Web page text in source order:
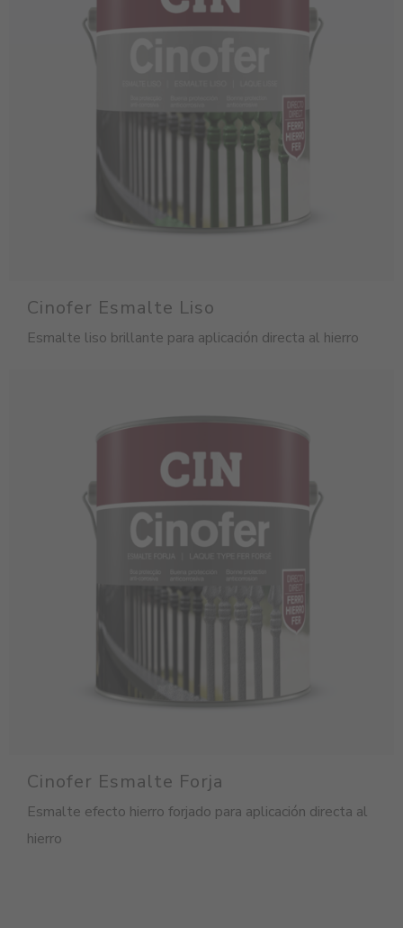
Cinofer Esmalte Liso
Esmalte liso brillante para aplicación directa al hierro
Cinofer Esmalte Forja
Esmalte efecto hierro forjado para aplicación directa al
hierro